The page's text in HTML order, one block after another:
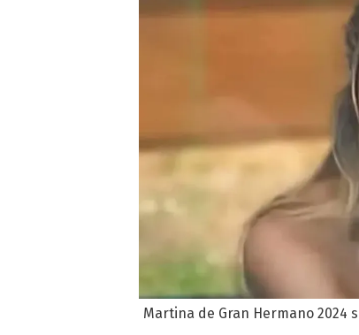
Martina de Gran Hermano 2024